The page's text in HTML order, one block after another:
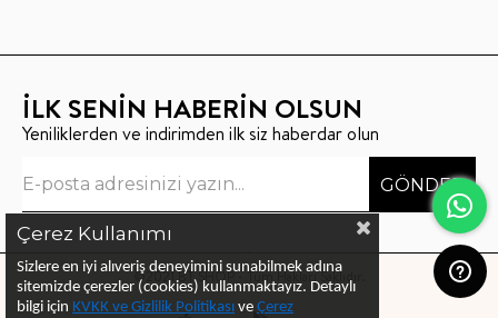
İLK SENİN HABERİN OLSUN
Yeniliklerden ve indirimden ilk siz haberdar olun
GÖNDER
©2021 BT SHOP - Tüm Hakları Saklıdır.
Çerez Kullanımı
Sizlere en iyi alıveriş deneyimini sunabilmek adına
sitemizde çerezler (cookies) kullanmaktayız. Detaylı
bilgi için KVKK ve Gizlilik Politikası ve Çerez